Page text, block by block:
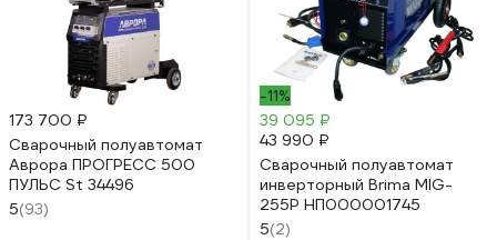
173 700 ₽
Сварочный полуавтомат
Аврора ПРОГРЕСС 500
ПУЛЬС St 34496
5(93)
-11%
39 095 ₽
43 990 ₽
Сварочный полуавтомат
инверторный Brima MIG-
255P НП000001745
5(2)